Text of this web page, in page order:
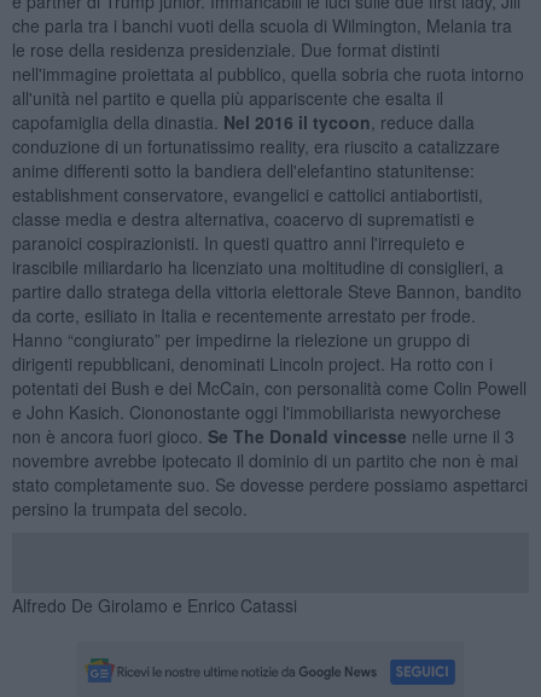
che parla tra i banchi vuoti della scuola di Wilmington, Melania tra
le rose della residenza presidenziale. Due format distinti
nell'immagine proiettata al pubblico, quella sobria che ruota intorno
all'unità nel partito e quella più appariscente che esalta il
capofamiglia della dinastia. Nel 2016 il tycoon , reduce dalla
conduzione di un fortunatissimo reality, era riuscito a catalizzare
anime differenti sotto la bandiera dell'elefantino statunitense:
establishment conservatore, evangelici e cattolici antiabortisti,
classe media e destra alternativa, coacervo di suprematisti e
paranoici cospirazionisti. In questi quattro anni l'irrequieto e
irascibile miliardario ha licenziato una moltitudine di consiglieri, a
partire dallo stratega della vittoria elettorale Steve Bannon, bandito
da corte, esiliato in Italia e recentemente arrestato per frode.
Hanno “congiurato” per impedirne la rielezione un gruppo di
dirigenti repubblicani, denominati Lincoln project. Ha rotto con i
potentati dei Bush e dei McCain, con personalità come Colin Powell
e John Kasich. Ciononostante oggi l'immobiliarista newyorchese
non è ancora fuori gioco. Se The Donald vincesse nelle urne il 3
novembre avrebbe ipotecato il dominio di un partito che non è mai
stato completamente suo. Se dovesse perdere possiamo aspettarci
persino la trumpata del secolo.
Alfredo De Girolamo e Enrico Catassi